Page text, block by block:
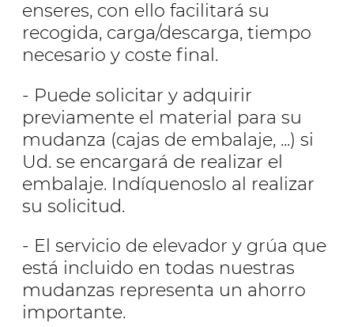
enseres, con ello facilitará su
recogida, carga/descarga, tiempo
necesario y coste final.
- Puede solicitar y adquirir
previamente el material para su
mudanza (cajas de embalaje, ...) si
Ud. se encargará de realizar el
embalaje. Indíquenoslo al realizar
su solicitud.
- El servicio de elevador y grúa que
está incluido en todas nuestras
mudanzas representa un ahorro
importante.